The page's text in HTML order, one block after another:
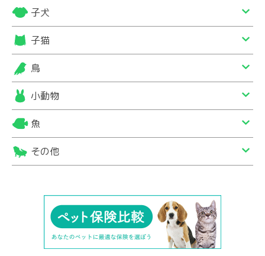
子犬
子猫
鳥
小動物
魚
その他